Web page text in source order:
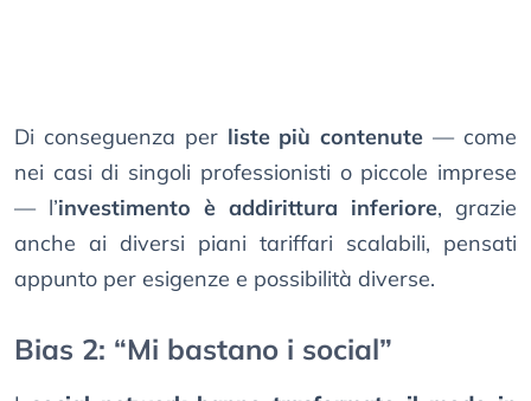
Di conseguenza perliste più contenute — come
nei casi di singoli professionisti o piccole imprese
— l’investimento è addirittura inferiore, grazie
anche ai diversi piani tariffari scalabili, pensati
appunto per esigenze e possibilità diverse.
Bias 2: “Mi bastano i social”